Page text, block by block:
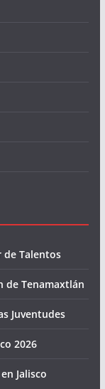
de Talentos
de Tenamaxtlán
Juventudes
2026
Jalisco